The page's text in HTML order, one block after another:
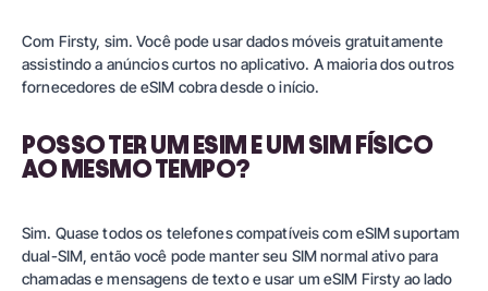
Com Firsty, sim. Você pode usar dados móveis gratuitamente
assistindo a anúncios curtos no aplicativo. A maioria dos outros
fornecedores de eSIM cobra desde o início.
POSSO TER UM ESIM E UM SIM FÍSICO
AO MESMO TEMPO?
Sim. Quase todos os telefones compatíveis com eSIM suportam
dual-SIM, então você pode manter seu SIM normal ativo para
chamadas e mensagens de texto e usar um eSIM Firsty ao lado